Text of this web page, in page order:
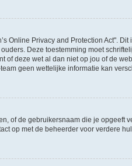
Online Privacy and Protection Act".
Deze toestemming moet
of deze wet al dan niet op jou of de
geen wettelijke informatie kan
of de gebruikersnaam die je
op met de beheerder voor verdere